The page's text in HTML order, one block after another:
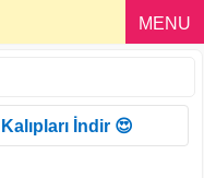
MENU
İndir 😍